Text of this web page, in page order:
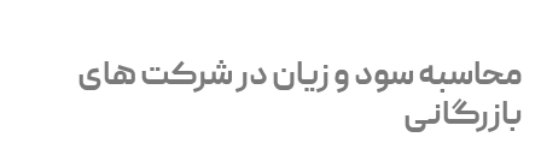
محاسبه سود و زیان در شرکت های
بازرگانی